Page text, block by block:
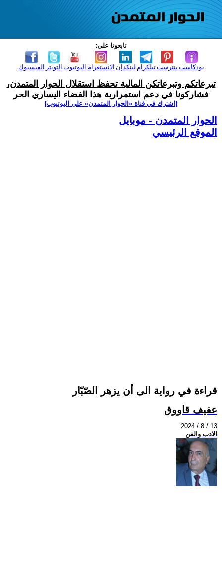
تابعونا على:
الفيسبوك التويتر اليوتيوب الانستغرام لينكدإن تيلكرامبنترست بودكاست
تبرعاتكم وتبرعاتكن المالية تحفظ استقلال الحوار المتمدن،
فشاركونا في دعم استمرارية هذا الفضاء اليساري الحر
[اشترك في قناة ‫«الحوار المتمدن» على اليوتيوب]
الحوار المتمدن - موبايل
الموقع الرئيسي
قراءة في رواية الى أن يزهر الصّبّار
عفيف قاووق
2024 / 8 / 13
الادب والفن